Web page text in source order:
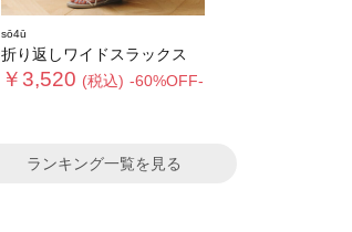
sō4ū
折り返しワイドスラックス
￥3,520 (税込) -60%OFF-
ランキング一覧を見る